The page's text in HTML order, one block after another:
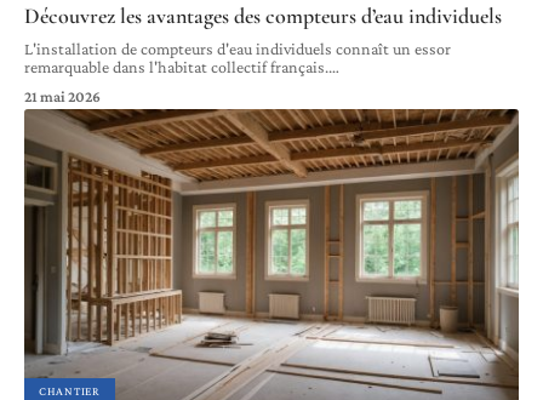
Découvrez les avantages des compteurs d’eau individuels
L'installation de compteurs d'eau individuels connaît un essor
remarquable dans l'habitat collectif français.…
21 mai 2026
CHANTIER